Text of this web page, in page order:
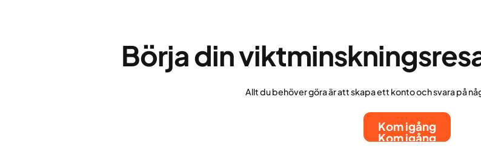
Börja din
Allt du behöver göra är att skapa ett konto och svara på
Kom igång
Kom igång